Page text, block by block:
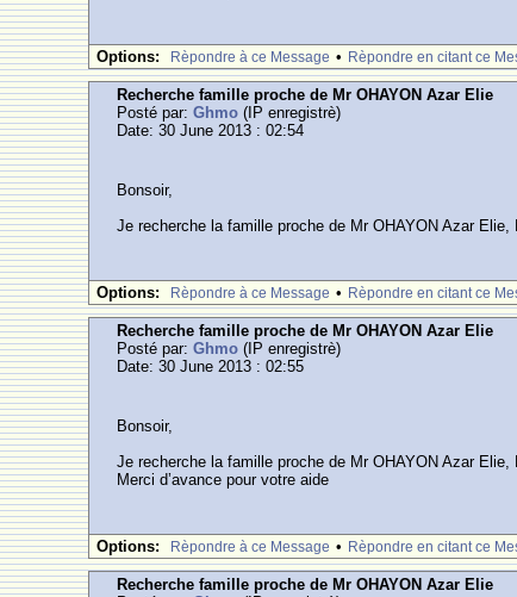
Options: Rèpondre à ce Message • Rèpondre en citant ce
Recherche famille proche de Mr OHAYON Azar Elie
Posté par:Ghmo (IP enregistrè)
Date: 30 June 2013 : 02:54
Bonsoir,
Je recherche la famille proche de Mr OHAYON Azar
Options: Rèpondre à ce Message • Rèpondre en citant ce
Recherche famille proche de Mr OHAYON Azar Elie
Posté par:Ghmo (IP enregistrè)
Date: 30 June 2013 : 02:55
Bonsoir,
Je recherche la famille proche de Mr OHAYON Azar
Merci d’avance pour votre aide
Options: Rèpondre à ce Message • Rèpondre en citant ce
Recherche famille proche de Mr OHAYON Azar Elie